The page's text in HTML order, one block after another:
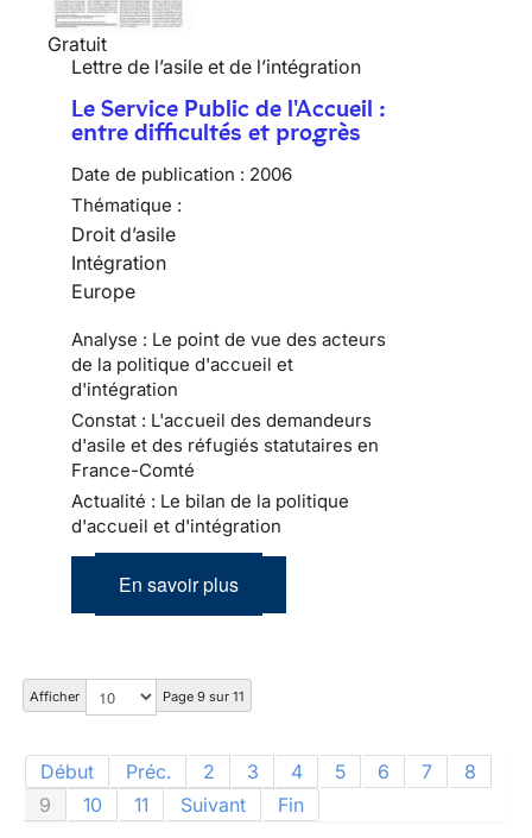
Gratuit
Lettre de l’asile et de l’intégration
Le Service Public de l'Accueil :
entre difficultés et progrès
Date de publication : 2006
Thématique :
Droit d’asile
Intégration
Europe
Analyse : Le point de vue des acteurs
de la politique d'accueil et
d'intégration
Constat : L'accueil des demandeurs
d'asile et des réfugiés statutaires en
France-Comté
Actualité : Le bilan de la politique
d'accueil et d'intégration
En savoir plus
Afficher Page 9 sur 11
Début Préc. 2 3 4 5 6 7
8
9
10 11 Suivant Fin